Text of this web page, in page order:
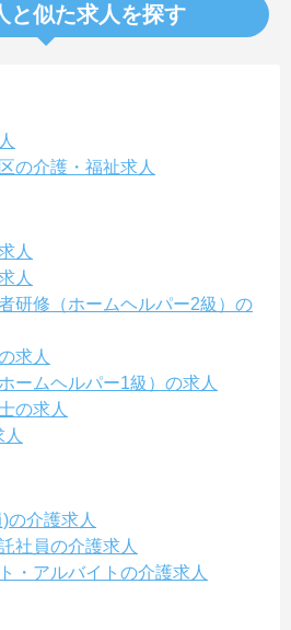
と似た求人を探す
の介護・福祉求人
人
人
研修（ホームヘルパー2級）の
求人
ームヘルパー1級）の求人
の求人
の介護求人
社員の介護求人
・アルバイトの介護求人